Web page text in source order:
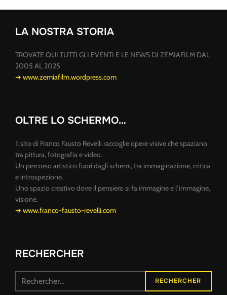
LA NOSTRA STORIA
TROVATE QUI TUTTI GLI EVENTI E LE NEWS DI ZEMIAFILM DAL
2005 AL 2025
➔ www.zemiafilm.wordpress.com
OLTRE LO SCHERMO…
Il sito di Franco Fausto Revelli raccoglie opere visive che spaziano
tra pittura, fotografia e video.
Un percorso artistico fuori dagli schemi, tra immaginazione, critica
e introspezione.
Uno spazio creativo dove il pensiero si fa immagine e l’immagine,
visione.
➔ www.franco-fausto-revelli.com
RECHERCHER
Recherche
RECHERCHER